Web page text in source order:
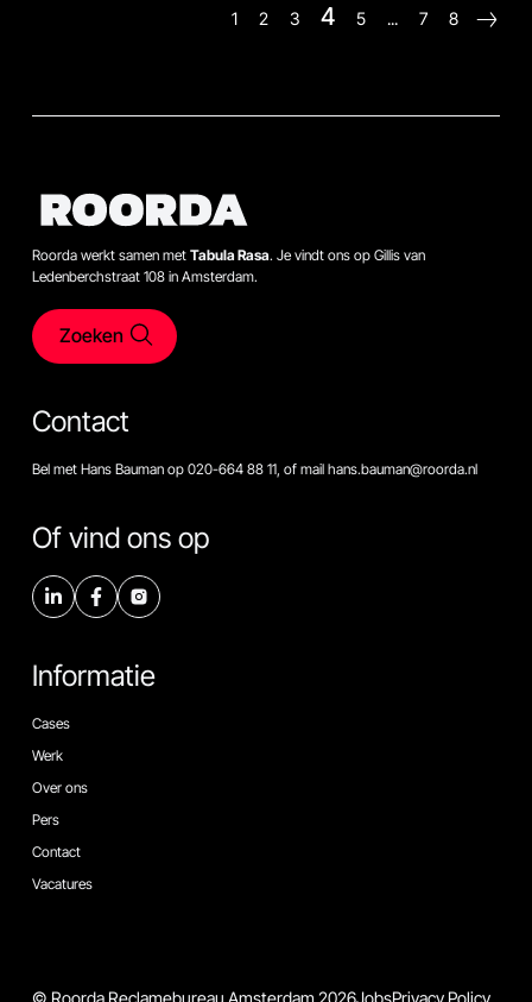
1 2 3 4 5 ... 7 8
Roorda werkt samen met Tabula Rasa. Je vindt ons op Gillis van
Ledenberchstraat 108 in Amsterdam.
Zoeken
Contact
Bel met Hans Bauman op 020-664 88 11, of mail hans.bauman@roorda.nl
Of vind ons op
Informatie
Cases
Werk
Over ons
Pers
Contact
Vacatures